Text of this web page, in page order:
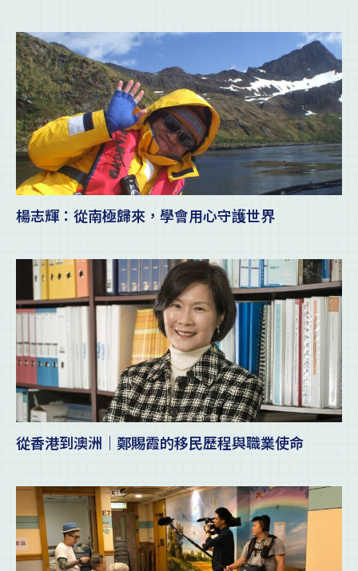
楊志輝：從南極歸來，學會用心守護世界
從香港到澳洲｜鄭賜霞的移民歷程與職業使命